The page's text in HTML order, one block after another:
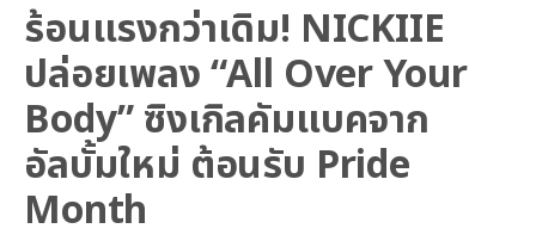
ร้อนแรงกว่าเดิม! NICKIIE
ปล่อยเพลง “All Over Your
Body” ซิงเกิลคัมแบคจาก
อัลบั้มใหม่ ต้อนรับ Pride
Month